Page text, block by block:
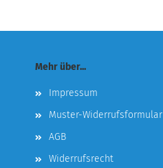
Mehr über...
Impressum
Muster-Widerrufsformular
AGB
Widerrufsrecht